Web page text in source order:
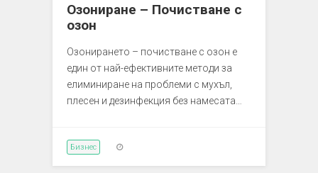
Озониране – Почистване с
озон
Озонирането – почистване с озон е
един от най-ефективните методи за
елиминиране на проблеми с мухъл,
плесен и дезинфекция без намесата…
Бизнес